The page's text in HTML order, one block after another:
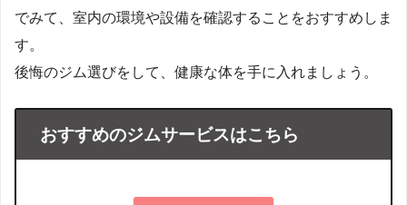
でみて、室内の環境や設備を確認することをおすすめしま
す。
後悔のジム選びをして、健康な体を手に入れましょう。
おすすめのジムサービスはこちら